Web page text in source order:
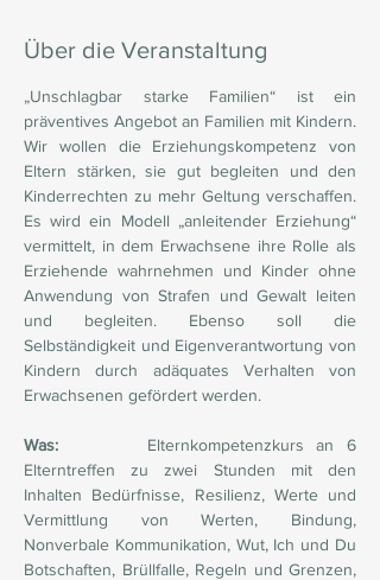
Über die Veranstaltung
„Unschlagbar starke Familien“ ist ein
präventives Angebot an Familien mit Kindern.
Wir wollen die Erziehungskompetenz von
Eltern stärken, sie gut begleiten und den
Kinderrechten zu mehr Geltung verschaffen.
Es wird ein Modell „anleitender Erziehung“
vermittelt, in dem Erwachsene ihre Rolle als
Erziehende wahrnehmen und Kinder ohne
Anwendung von Strafen und Gewalt leiten
und begleiten. Ebenso soll die
Selbständigkeit und Eigenverantwortung von
Kindern durch adäquates Verhalten von
Erwachsenen gefördert werden.
Was: Elternkompetenzkurs an 6
Elterntreffen zu zwei Stunden mit den
Inhalten Bedürfnisse, Resilienz, Werte und
Vermittlung von Werten, Bindung,
Nonverbale Kommunikation, Wut, Ich und Du
Botschaften, Brüllfalle, Regeln und Grenzen,